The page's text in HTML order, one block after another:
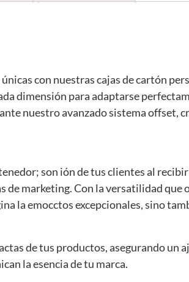
con nuestras cajas de cartón
dimensión para adaptarse
nuestro avanzado sistema offset,
son ión de tus clientes al
de marketing. Con la versatilidad que
la emocctos excepcionales, sino
de tus productos, asegurando
la esencia de tu marca.